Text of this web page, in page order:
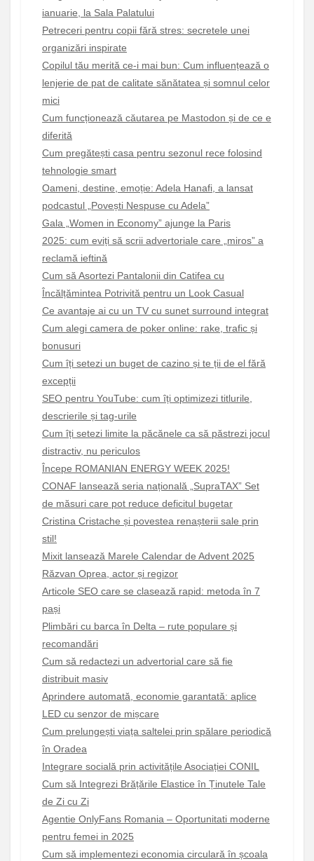
ianuarie, la Sala Palatului
Petreceri pentru copii fără stres: secretele unei
organizări inspirate
Copilul tău merită ce-i mai bun: Cum influențează o
lenjerie de pat de calitate sănătatea și somnul celor
mici
Cum funcționează căutarea pe Mastodon și de ce e
diferită
Cum pregătești casa pentru sezonul rece folosind
tehnologie smart
Oameni, destine, emoție: Adela Hanafi, a lansat
podcastul „Povești Nespuse cu Adela”
Gala „Women in Economy” ajunge la Paris
2025: cum eviți să scrii advertoriale care „miros” a
reclamă ieftină
Cum să Asortezi Pantalonii din Catifea cu
Încălțămintea Potrivită pentru un Look Casual
Ce avantaje ai cu un TV cu sunet surround integrat
Cum alegi camera de poker online: rake, trafic și
bonusuri
Cum îți setezi un buget de cazino și te ții de el fără
excepții
SEO pentru YouTube: cum îți optimizezi titlurile,
descrierile și tag-urile
Cum îți setezi limite la păcănele ca să păstrezi jocul
distractiv, nu periculos
Începe ROMANIAN ENERGY WEEK 2025!
CONAF lansează seria națională „SupraTAX” Set
de măsuri care pot reduce deficitul bugetar
Cristina Cristache și povestea renașterii sale prin
stil!
Mixit lansează Marele Calendar de Advent 2025
Răzvan Oprea, actor și regizor
Articole SEO care se clasează rapid: metoda în 7
pași
Plimbări cu barca în Delta – rute populare și
recomandări
Cum să redactezi un advertorial care să fie
distribuit masiv
Aprindere automată, economie garantată: aplice
LED cu senzor de mișcare
Cum prelungești viața saltelei prin spălare periodică
în Oradea
Integrare socială prin activitățile Asociației CONIL
Cum să Integrezi Brățările Elastice în Ținutele Tale
de Zi cu Zi
Agentie OnlyFans Romania – Oportunitati moderne
pentru femei in 2025
Cum să implementezi economia circulară în școala